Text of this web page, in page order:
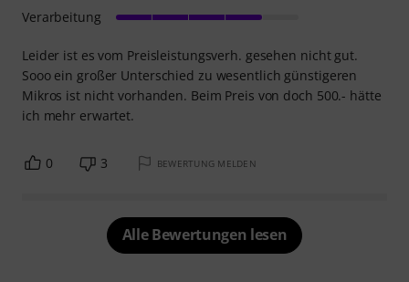
Leider ist es vom Preisleistungsverh. gesehen nicht gut.
Sooo ein großer Unterschied zu wesentlich günstigeren
Mikros ist nicht vorhanden. Beim Preis von doch 500.- hätte
ich mehr erwartet.
Verarbeitung
0 3 BEWERTUNG MELDEN
Alle Bewertungen lesen